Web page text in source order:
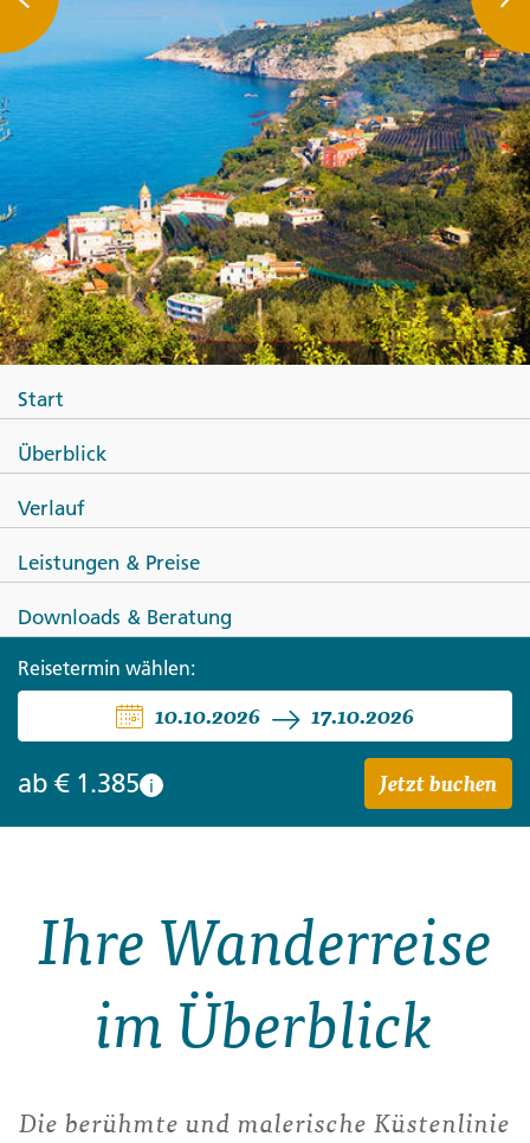
Traumpfade am Golf von Neapel
Start
Überblick
Verlauf
Leistungen & Preise
Downloads & Beratung
Reisetermin wählen:
10.10.2026 17.10.2026
ab € 1.385 i Jetzt buchen
Ihre Wanderreise
im Überblick
Die berühmte und malerische Küstenlinie